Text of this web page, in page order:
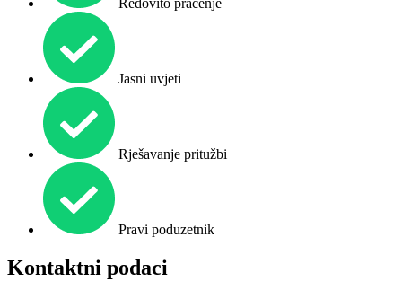
Redovito praćenje
Jasni uvjeti
Rješavanje pritužbi
Pravi poduzetnik
Kontaktni podaci